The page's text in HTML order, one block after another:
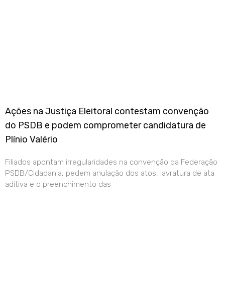
Ações na Justiça Eleitoral contestam convenção
do PSDB e podem comprometer candidatura de
Plínio Valério
Filiados apontam irregularidades na convenção da Federação
PSDB/Cidadania, pedem anulação dos atos, lavratura de ata
aditiva e o preenchimento das